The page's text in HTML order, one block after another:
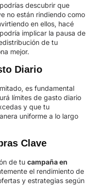
descubrir que
no están rindiendo como
en ellos, hacé
implicar la pausa de
de tu
mejor.
Diario
es fundamental
límites de gasto diario
y que tu
uniforme a lo largo
Clave
de tu campaña en
el rendimiento de
y estrategias según